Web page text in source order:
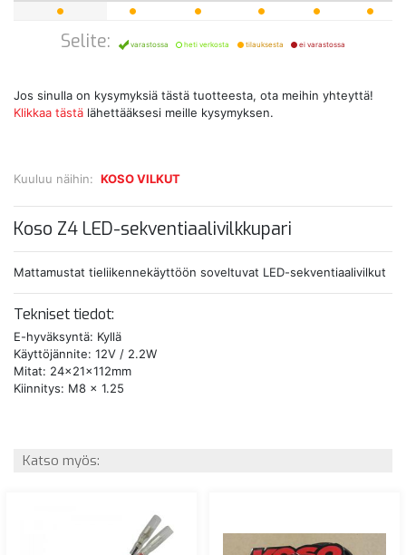
Kuuluu näihin: KOSO VILKUT
Selite: varastossa heti verkosta tilauksesta ei varastossa
Jos sinulla on kysymyksiä tästä tuotteesta, ota meihin yhteyttä!
Klikkaa tästä lähettääksesi meille kysymyksen.
Koso Z4 LED-sekventiaalivilkkupari
Mattamustat tieliikennekäyttöön soveltuvat LED-sekventiaalivilkut
Tekniset tiedot:
E-hyväksyntä: Kyllä
Käyttöjännite: 12V / 2.2W
Mitat: 24x21x112mm
Kiinnitys: M8 x 1.25
Katso myös: